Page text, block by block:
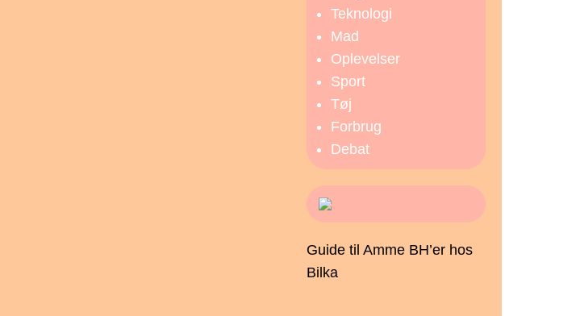
Teknologi
Mad
Oplevelser
Sport
Tøj
Forbrug
Debat
Guide til Amme BH’er hos
Bilka